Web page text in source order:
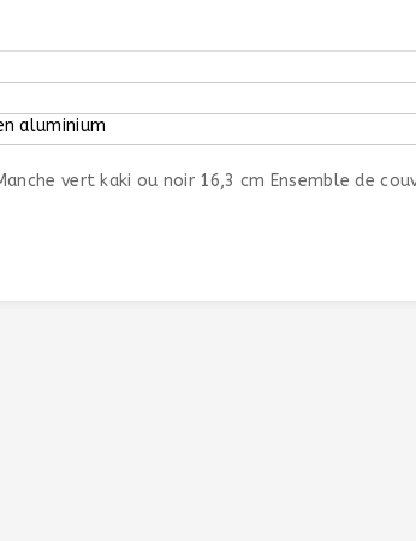
aluminium
vert kaki ou noir 16,3 cm Ensemble de